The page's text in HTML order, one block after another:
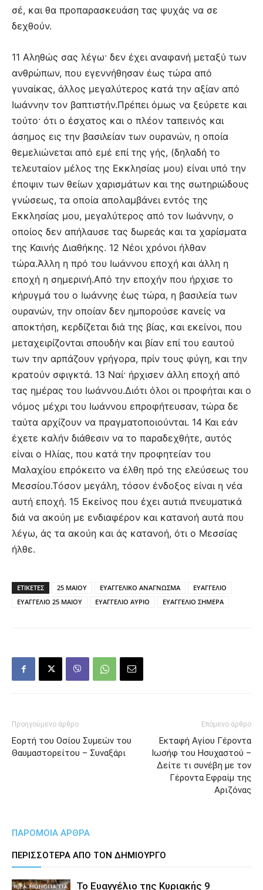
σέ, και θα προπαρασκευάση τας ψυχάς να σε
δεχθούν.
11 Αληθώς σας λέγω· δεν έχει αναφανή μεταξύ των
ανθρώπων, που εγεννήθησαν έως τώρα από
γυναίκας, άλλος μεγαλύτερος κατά την αξίαν από
Ιωάννην τον βαπτιστήν.Πρέπει όμως να ξεύρετε και
τούτο· ότι ο έσχατος και ο πλέον ταπεινός και
άσημος εις την βασιλείαν των ουρανών, η οποία
θεμελιώνεται από εμέ επί της γής, (δηλαδή το
τελευταίον μέλος της Εκκλησίας μου) είναι υπό την
έποψιν των θείων χαρισμάτων και της σωτηριώδους
γνώσεως, τα οποία απολαμβάνει εντός της
Εκκλησίας μου, μεγαλύτερος από τον Ιωάννην, ο
οποίος δεν απήλαυσε τας δωρεάς και τα χαρίσματα
της Καινής Διαθήκης. 12 Νέοι χρόνοι ήλθαν
τώρα.Άλλη η πρό του Ιωάννου εποχή και άλλη η
εποχή η σημερινή.Από την εποχήν που ήρχισε το
κήρυγμά του ο Ιωάννης έως τώρα, η βασιλεία των
ουρανών, την οποίαν δεν ημπορούσε κανείς να
αποκτήση, κερδίζεται διά της βίας, και εκείνοι, που
μεταχειρίζονται σπουδήν και βίαν επί του εαυτού
των την αρπάζουν γρήγορα, πρίν τους φύγη, και την
κρατούν σφιγκτά. 13 Ναί· ήρχισεν άλλη εποχή από
τας ημέρας του Ιωάννου.Διότι όλοι οι προφήται και ο
νόμος μέχρι του Ιωάννου επροφήτευσαν, τώρα δε
ταύτα αρχίζουν να πραγματοποιούνται. 14 Και εάν
έχετε καλήν διάθεσιν να το παραδεχθήτε, αυτός
είναι ο Ηλίας, που κατά την προφητείαν του
Μαλαχίου επρόκειτο να έλθη πρό της ελεύσεως του
Μεσσίου.Τόσον μεγάλη, τόσον ένδοξος είναι η νέα
αυτή εποχή. 15 Εκείνος που έχει αυτιά πνευματικά
διά να ακούη με ενδιαφέρον και κατανοή αυτά που
λέγω, άς τα ακούη και άς κατανοή, ότι ο Μεσσίας
ήλθε.
ΕΤΙΚΕΤΕΣ 25 ΜΑΙΟΥ ΕΥΑΓΓΕΛΙΚΟ ΑΝΑΓΝΩΣΜΑ
ΕΥΑΓΓΕΛΙΟ
ΕΥΑΓΓΕΛΙΟ 25 ΜΑΙΟΥ
ΕΥΑΓΓΕΛΙΟ ΑΥΡΙΟ ΕΥΑΓΓΕΛΙΟ ΣΗΜΕΡΑ
Προηγούμενο άρθρο
Εορτή του Οσίου Συμεών του
Θαυμαστορείτου – Συναξάρι
Επόμενο άρθρο
Εκταφή Αγίου Γέροντα
Ιωσήφ του Ησυχαστού –
Δείτε τι συνέβη με τον
Γέροντα Εφραίμ της
Αριζόνας
ΠΑΡΟΜΟΙΑ ΑΡΘΡΑ
ΠΕΡΙΣΣΟΤΕΡΑ ΑΠΟ ΤΟΝ ΔΗΜΙΟΥΡΓΟ
Το Ευαγγέλιο της Κυριακής 9